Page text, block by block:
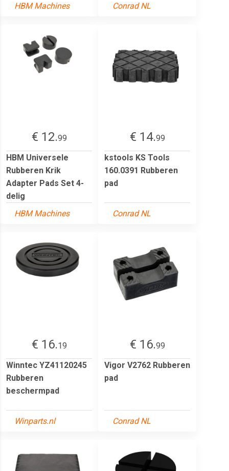
HBM Machines
Conrad NL
€ 12.99
HBM Universele
Rubberen Krik
Adapter Pads Set 4-
delig
HBM Machines
€ 14.99
kstools KS Tools
160.0391 Rubberen
pad
Conrad NL
€ 16.19
Winntec YZ41120245
Rubberen
beschermpad
Winparts.nl
€ 16.99
Vigor V2762 Rubberen
pad
Conrad NL